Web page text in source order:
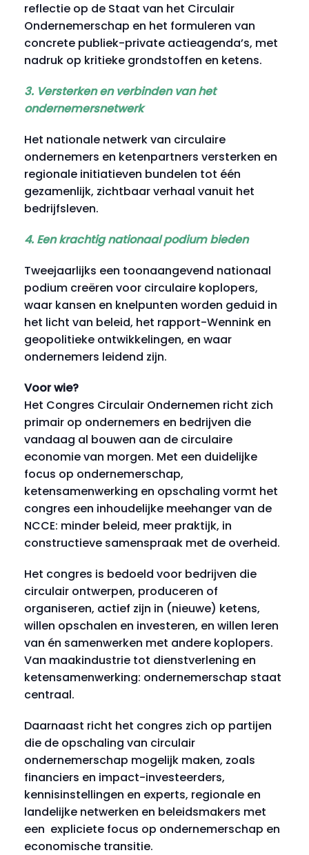
reflectie op de Staat van het Circulair
Ondernemerschap en het formuleren van
concrete publiek-private actieagenda’s, met
nadruk op kritieke grondstoffen en ketens.
3. Versterken en verbinden van het
ondernemersnetwerk
Het nationale netwerk van circulaire
ondernemers en ketenpartners versterken en
regionale initiatieven bundelen tot één
gezamenlijk, zichtbaar verhaal vanuit het
bedrijfsleven.
4. Een krachtig nationaal podium bieden
Tweejaarlijks een toonaangevend nationaal
podium creëren voor circulaire koplopers,
waar kansen en knelpunten worden geduid in
het licht van beleid, het rapport-Wennink en
geopolitieke ontwikkelingen, en waar
ondernemers leidend zijn.
Voor wie?
Het Congres Circulair Ondernemen richt zich
primair op ondernemers en bedrijven die
vandaag al bouwen aan de circulaire
economie van morgen. Met een duidelijke
focus op ondernemerschap,
ketensamenwerking en opschaling vormt het
congres een inhoudelijke meehanger van de
NCCE: minder beleid, meer praktijk, in
constructieve samenspraak met de overheid.
Het congres is bedoeld voor bedrijven die
circulair ontwerpen, produceren of
organiseren, actief zijn in (nieuwe) ketens,
willen opschalen en investeren, en willen leren
van én samenwerken met andere koplopers.
Van maakindustrie tot dienstverlening en
ketensamenwerking: ondernemerschap staat
centraal.
Daarnaast richt het congres zich op partijen
die de opschaling van circulair
ondernemerschap mogelijk maken, zoals
financiers en impact-investeerders,
kennisinstellingen en experts, regionale en
landelijke netwerken en beleidsmakers met
een expliciete focus op ondernemerschap en
economische transitie.